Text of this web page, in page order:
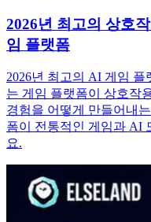
2026년 최고의 상호
임 플랫폼
2026년 최고의 AI 게임 플
는 게임 플랫폼이 상호작
경험을 어떻게 만들어내
폼이 전통적인 게임과 AI
요.